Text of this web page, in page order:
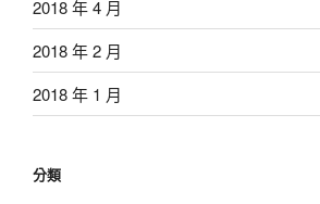
2018 年 4 月
2018 年 2 月
2018 年 1 月
分類